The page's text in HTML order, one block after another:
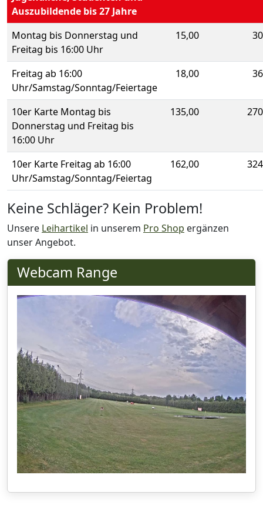
Auszubildende bis 27 Jahre
Montag bis Donnerstag und
Freitag bis 16:00 Uhr
15,00
Freitag ab 16:00
Uhr/Samstag/Sonntag/Feiertage
18,00
10er Karte Montag bis
Donnerstag und Freitag bis
16:00 Uhr
135,00
10er Karte Freitag ab 16:00
Uhr/Samstag/Sonntag/Feiertag
162,00
Keine Schläger? Kein Problem!
Unsere Leihartikel in unserem Pro Shop ergänzen
unser Angebot.
Webcam Range